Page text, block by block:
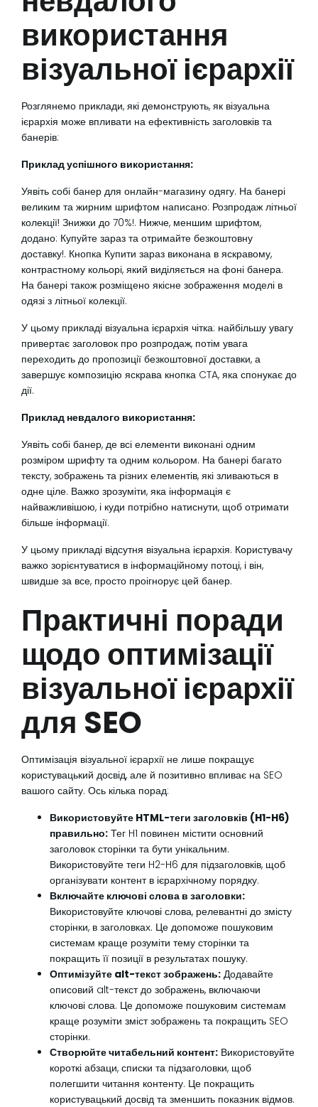
використання
візуальної ієрархії
Розглянемо приклади, які демонструють, як візуальна
ієрархія може впливати на ефективність заголовків та
банерів:
Приклад успішного використання:
Уявіть собі банер для онлайн-магазину одягу. На банері
великим та жирним шрифтом написано: Розпродаж літньої
колекції! Знижки до 70%!. Нижче, меншим шрифтом,
додано: Купуйте зараз та отримайте безкоштовну
доставку!. Кнопка Купити зараз виконана в яскравому,
контрастному кольорі, який виділяється на фоні банера.
На банері також розміщено якісне зображення моделі в
одязі з літньої колекції.
У цьому прикладі візуальна ієрархія чітка: найбільшу увагу
привертає заголовок про розпродаж, потім увага
переходить до пропозиції безкоштовної доставки, а
завершує композицію яскрава кнопка CTA, яка спонукає до
дії.
Приклад невдалого використання:
Уявіть собі банер, де всі елементи виконані одним
розміром шрифту та одним кольором. На банері багато
тексту, зображень та різних елементів, які зливаються в
одне ціле. Важко зрозуміти, яка інформація є
найважливішою, і куди потрібно натиснути, щоб отримати
більше інформації.
У цьому прикладі відсутня візуальна ієрархія. Користувачу
важко зорієнтуватися в інформаційному потоці, і він,
швидше за все, просто проігнорує цей банер.
Практичні поради
щодо оптимізації
візуальної ієрархії
для SEO
Оптимізація візуальної ієрархії не лише покращує
користувацький досвід, але й позитивно впливає на SEO
вашого сайту. Ось кілька порад:
Використовуйте HTML-теги заголовків (H1-H6)
правильно: Тег H1 повинен містити основний
заголовок сторінки та бути унікальним.
Використовуйте теги H2-H6 для підзаголовків, щоб
організувати контент в ієрархічному порядку.
Включайте ключові слова в заголовки:
Використовуйте ключові слова, релевантні до змісту
сторінки, в заголовках. Це допоможе пошуковим
системам краще розуміти тему сторінки та
покращить її позиції в результатах пошуку.
Оптимізуйте alt-текст зображень: Додавайте
описовий alt-текст до зображень, включаючи
ключові слова. Це допоможе пошуковим системам
краще розуміти зміст зображень та покращить SEO
сторінки.
Створюйте читабельний контент: Використовуйте
короткі абзаци, списки та підзаголовки, щоб
полегшити читання контенту. Це покращить
користувацький досвід та зменшить показник відмов.